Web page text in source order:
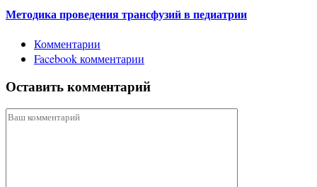
Методика проведения трансфузий в педиатрии
Комментарии
Facebook комментарии
Оставить комментарий